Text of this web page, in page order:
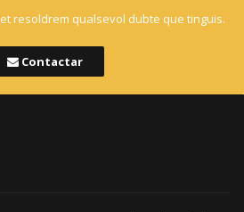
resoldrem qualsevol dubte que tinguis.
Contactar